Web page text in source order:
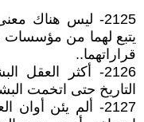
2125- ليس هناك
يتبع لهما من
قراراتهما..
2126- أكثر العقل
التاريخ حتى اتخمت
2127- ألم يئن